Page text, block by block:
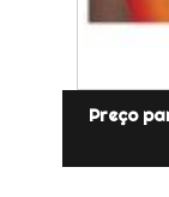
Preço